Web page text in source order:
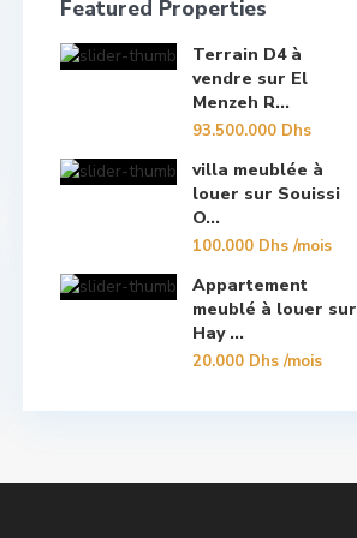
Featured Properties
Terrain D4 à
vendre sur El
Menzeh R...
93.500.000 Dhs
villa meublée à
louer sur Souissi
O...
100.000 Dhs/mois
Appartement
meublé à louer sur
Hay ...
20.000 Dhs/mois